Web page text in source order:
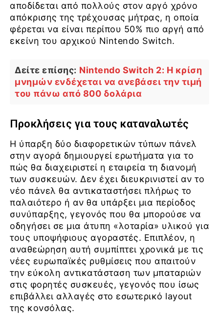
αποδίδεται από πολλούς στον αργό χρόνο
απόκρισης της τρέχουσας μήτρας, η οποία
φέρεται να είναι περίπου 50% πιο αργή από
εκείνη του αρχικού Nintendo Switch.
Δείτε επίσης: Nintendo Switch 2: Η κρίση
μνημών ενδέχεται να ανεβάσει την τιμή
του πάνω από 800 δολάρια
Προκλήσεις για τους καταναλωτές
Η ύπαρξη δύο διαφορετικών τύπων πάνελ
στην αγορά δημιουργεί ερωτήματα για το
πώς θα διαχειριστεί η εταιρεία τη διανομή
των συσκευών. Δεν έχει διευκρινιστεί αν το
νέο πάνελ θα αντικαταστήσει πλήρως το
παλαιότερο ή αν θα υπάρξει μια περίοδος
συνύπαρξης, γεγονός που θα μπορούσε να
οδηγήσει σε μια άτυπη «λοταρία» υλικού για
τους υποψήφιους αγοραστές. Επιπλέον, η
αναθεώρηση αυτή συμπίπτει χρονικά με τις
νέες ευρωπαϊκές ρυθμίσεις που απαιτούν
την εύκολη αντικατάσταση των μπαταριών
στις φορητές συσκευές, γεγονός που ίσως
επιβάλλει αλλαγές στο εσωτερικό layout
της κονσόλας.